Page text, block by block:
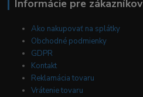
Informácie pre zákazníkov
Ako nakupovať na splátky
Obchodné podmienky
GDPR
Kontakt
Reklamácia tovaru
Vrátenie tovaru